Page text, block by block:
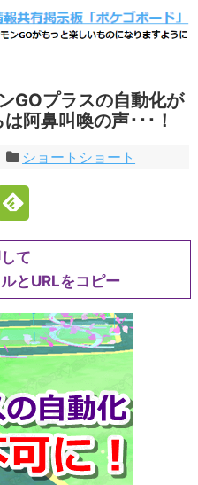
GOプラスの自動化が
阿鼻叫喚の声･･･！
ショートショート
て
とURLをコピー